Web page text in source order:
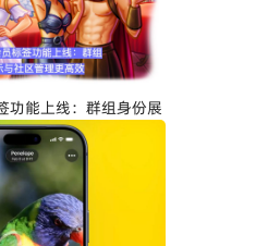
功能上线：群组身份展
效